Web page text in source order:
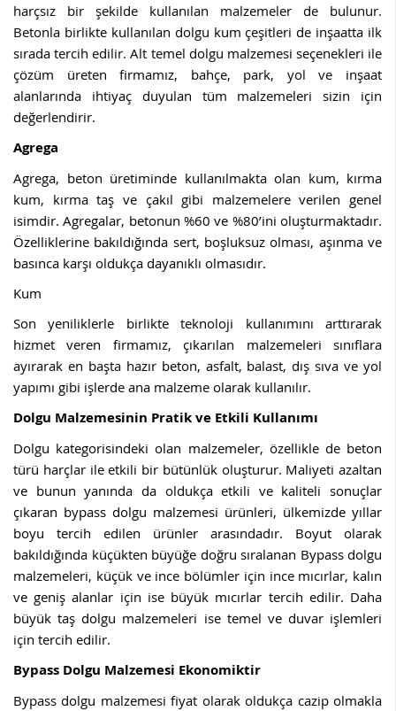
harçsız bir şekilde kullanılan malzemeler de bulunur.
Betonla birlikte kullanılan dolgu kum çeşitleri de inşaatta ilk
sırada tercih edilir. Alt temel dolgu malzemesi seçenekleri ile
çözüm üreten firmamız, bahçe, park, yol ve inşaat
alanlarında ihtiyaç duyulan tüm malzemeleri sizin için
değerlendirir.
Agrega
Agrega, beton üretiminde kullanılmakta olan kum, kırma
kum, kırma taş ve çakıl gibi malzemelere verilen genel
isimdir. Agregalar, betonun %60 ve %80’ini oluşturmaktadır.
Özelliklerine bakıldığında sert, boşluksuz olması, aşınma ve
basınca karşı oldukça dayanıklı olmasıdır.
Kum
Son yeniliklerle birlikte teknoloji kullanımını arttırarak
hizmet veren firmamız, çıkarılan malzemeleri sınıflara
ayırarak en başta hazır beton, asfalt, balast, dış sıva ve yol
yapımı gibi işlerde ana malzeme olarak kullanılır.
Dolgu Malzemesinin Pratik ve Etkili Kullanımı
Dolgu kategorisindeki olan malzemeler, özellikle de beton
türü harçlar ile etkili bir bütünlük oluşturur. Maliyeti azaltan
ve bunun yanında da oldukça etkili ve kaliteli sonuçlar
çıkaran bypass dolgu malzemesi ürünleri, ülkemizde yıllar
boyu tercih edilen ürünler arasındadır. Boyut olarak
bakıldığında küçükten büyüğe doğru sıralanan Bypass dolgu
malzemeleri, küçük ve ince bölümler için ince mıcırlar, kalın
ve geniş alanlar için ise büyük mıcırlar tercih edilir. Daha
büyük taş dolgu malzemeleri ise temel ve duvar işlemleri
için tercih edilir.
Bypass Dolgu Malzemesi Ekonomiktir
Bypass dolgu malzemesi fiyat olarak oldukça cazip olmakla